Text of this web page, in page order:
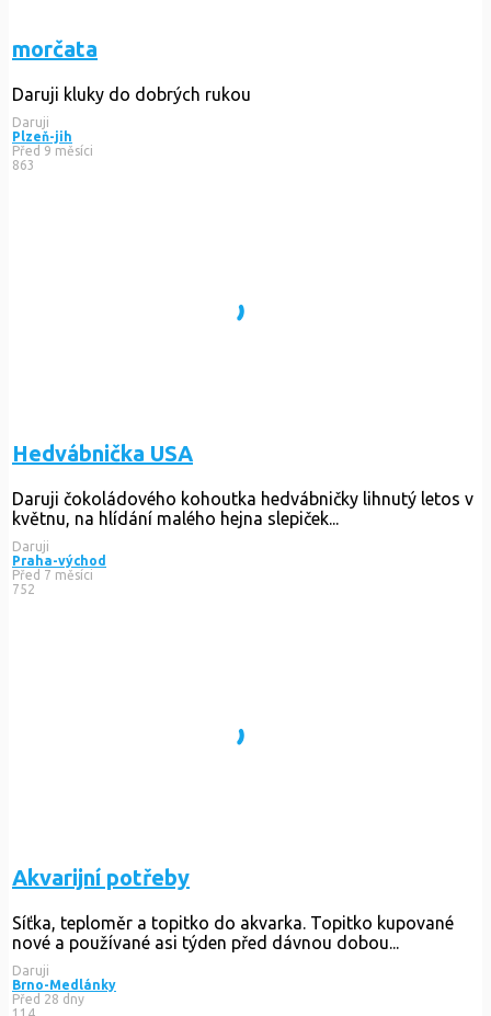
morčata
Daruji kluky do dobrých rukou
Daruji
Plzeň-jih
Před 9 měsíci
863
Hedvábnička USA
Daruji čokoládového kohoutka hedvábničky lihnutý letos v
květnu, na hlídání malého hejna slepiček...
Daruji
Praha-východ
Před 7 měsíci
752
Akvarijní potřeby
Síťka, teploměr a topitko do akvarka. Topitko kupované
nové a používané asi týden před dávnou dobou...
Daruji
Brno-Medlánky
Před 28 dny
114